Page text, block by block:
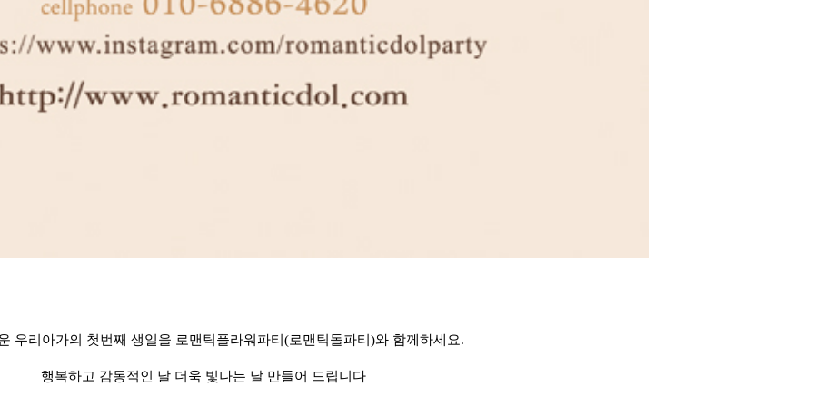
우리아가의 첫번째 생일을 로맨틱플라워파티(로맨틱돌파티)와 함께하세요.
행복하고 감동적인 날 더욱 빛나는 날 만들어 드립니다